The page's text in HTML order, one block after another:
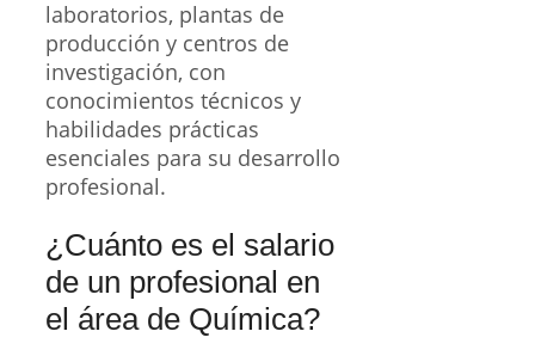
laboratorios, plantas de
producción y centros de
investigación, con
conocimientos técnicos y
habilidades prácticas
esenciales para su desarrollo
profesional.
¿Cuánto es el salario
de un profesional en
el área de Química?